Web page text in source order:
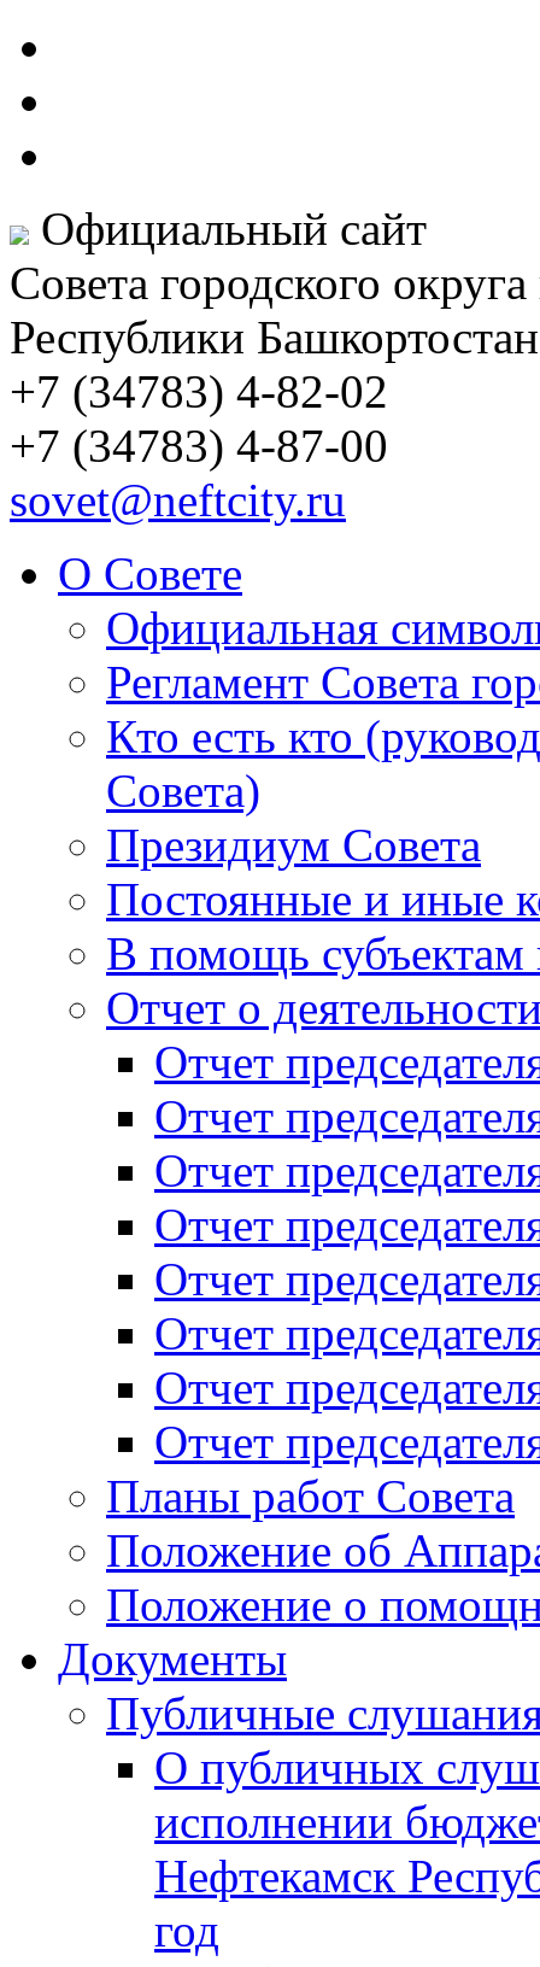
Официальный сайт
Совета городского
Республики Башкортостан
+7 (34783) 4-82-02
+7 (34783) 4-87-00
sovet@neftcity.ru
О Совете
Официальная
Регламент Совета
Кто есть кто
Совета)
Президиум Совета
Постоянные и иные
В помощь субъектам
Отчет о
Отчет
Отчет
Отчет
Отчет
Отчет
Отчет
Отчет
Отчет
Планы работ Совета
Положение об
Положение о
Документы
Публичные
О публичных
исполнении
Нефтекамск
год